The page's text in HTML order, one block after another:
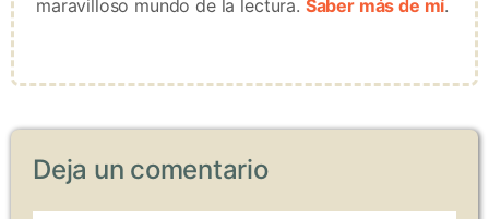
maravilloso mundo de la lectura. Saber más de mí.
Deja un comentario